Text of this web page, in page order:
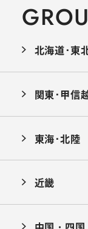
北海道･東
関東･甲信
東海･北陸
近畿